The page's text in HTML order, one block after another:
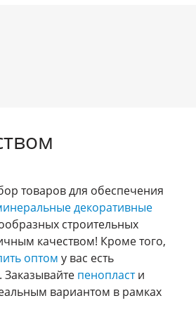
товаров для обеспечения
декоративные
строительных
качеством! Кроме того,
оптом у вас есть
Заказывайте пенопласти
вариантом в рамках